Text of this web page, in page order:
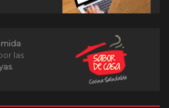
las
.